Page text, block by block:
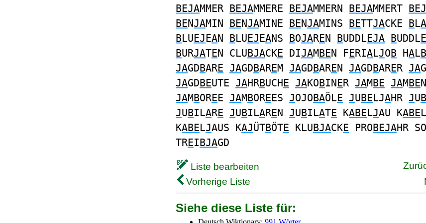
BEJAMMER BEJAMMERE BEJAMMERN BEJAMMERT
BENJAMIN BENJAMINE BENJAMINS BETTJACKE BLA
BLUEJEAN BLUEJEANS BOJAREN BUDDLEJA BUDDL
BURJATEN CLUBJACKE DIJAMBEN FERIALJOB HAL
JAGDBARE JAGDBAREM JAGDBAREN JAGDBARER JA
JAGDBEUTE JAHRBUCHE JAKOBINER JAMBE JAMBEN
JAMBOREE JAMBOREES JOJOBAÖLE JUBELJAHR JU
JUBILARE JUBILAREN JUBILATE KABELJAU KABEL
KABELJAUS KAJÜTBÖTE KLUBJACKE PROBEJAHR SO
TREIBJAGD
Liste bearbeiten
Vorherige Liste
Siehe diese Liste für: